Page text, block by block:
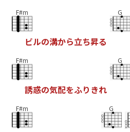
F#m
ビルの溝から立ち昇る
G
F#m
誘惑の気配をふり きれ
G
F#m G